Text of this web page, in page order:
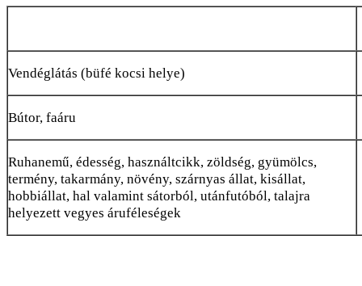
Vendéglátás (büfé kocsi helye)
Bútor, faáru
Ruhanemű, édesség, használtcikk, zöldség, gyümölcs,
termény, takarmány, növény, szárnyas állat, kisállat,
hobbiállat, hal valamint sátorból, utánfutóból, talajra
helyezett vegyes áruféleségek